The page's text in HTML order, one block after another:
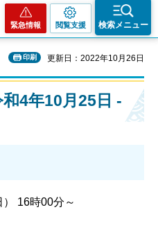
緊急情報 閲覧支援 検索メニュー
印刷 更新日：2022年10月26日
4年10月25日 -
16時00分～